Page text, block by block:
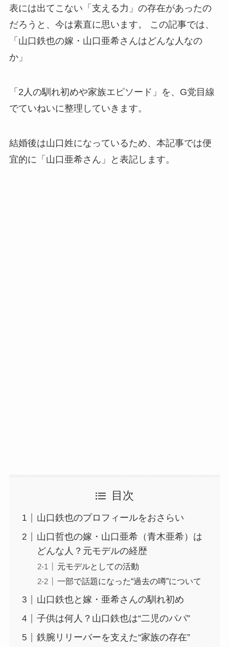
表には出てこない「支える力」の存在があったの
だろうと、今は素直に思います。 この記事では、
「山口鉄也の嫁・山口亜希さんはどんな人なの
か」
「2人の馴れ初めや家族エピソード」を、G党目線
でていねいに整理していきます。
結婚後は山口姓になっているため、本記事では便
宜的に「山口亜希さん」と表記します。
目次
山口鉄也のプロフィールをおさらい
山口哲也の嫁・山口亜希（青木亜希）は
どんな人？元モデルの経歴
元モデルとしての活動
一部で話題になった“過去の噂”について
山口鉄也と嫁・亜希さんの馴れ初め
子供は何人？山口鉄也は“二児のパパ”
鉄腕リリーバーを支えた“家族の存在”